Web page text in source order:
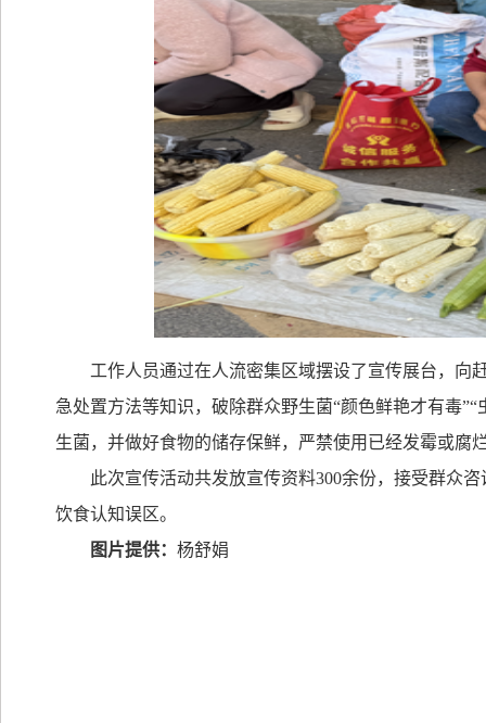
工作人员通过在人流密集区域摆设了宣传展台，向
急处置方法等知识，破除群众野生菌“颜色鲜艳才有毒”“
生菌，并做好食物的储存保鲜，严禁使用已经发霉或腐
此次宣传活动共发放宣传资料300余份，接受群众咨
饮食认知误区。
图片提供： 杨舒娟